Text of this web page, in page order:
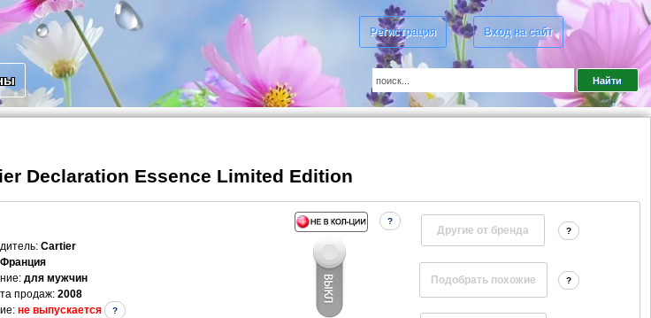
Регистрация Вход на сайт
Declaration Essence Limited Edition
: Cartier
Франция
для мужчин
продаж: 2008
не выпускается ?
?
Другие от бренда ?
?